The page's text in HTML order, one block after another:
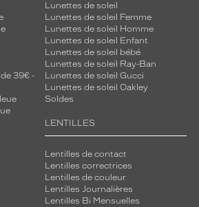
39€ -
Lunettes de soleil
Lunettes de soleil Femme
Lunettes de soleil Homme
Lunettes de soleil Enfant
Lunettes de soleil bébé
Lunettes de soleil Ray-Ban
Lunettes de soleil Gucci
Lunettes de soleil Oakley
Soldes
LENTILLES
Lentilles de contact
Lentilles correctrices
Lentilles de couleur
Lentilles Journalières
Lentilles Bi Mensuelles